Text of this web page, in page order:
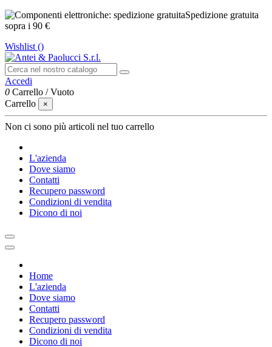
Spedizione gratuita
sopra i 90 €
Wishlist ()
Accedi
0 Carrello /Vuoto
Carrello
×
Non ci sono più articoli nel tuo carrello
L'azienda
Dove siamo
Contatti
Recupero password
Condizioni di vendita
Dicono di noi
Home
L'azienda
Dove siamo
Contatti
Recupero password
Condizioni di vendita
Dicono di noi